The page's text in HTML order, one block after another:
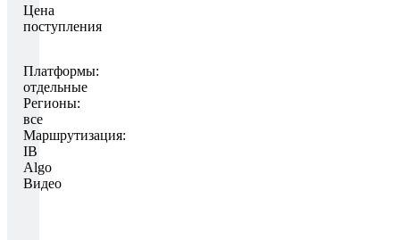
Цена
поступления
Платформы:
отдельные
Регионы:
все
Маршрутизация:
IB
Algo
Видео